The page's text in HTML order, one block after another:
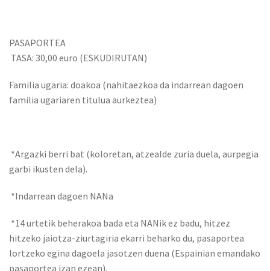
PASAPORTEA
TASA: 30,00 euro (ESKUDIRUTAN)
Familia ugaria: doakoa (nahitaezkoa da indarrean dagoen
familia ugariaren titulua aurkeztea)
*Argazki berri bat (koloretan, atzealde zuria duela, aurpegia
garbi ikusten dela).
*Indarrean dagoen NANa
*14 urtetik beherakoa bada eta NANik ez badu, hitzez
hitzeko jaiotza-ziurtagiria ekarri beharko du, pasaportea
lortzeko egina dagoela jasotzen duena (Espainian emandako
pasaportea izan ezean).